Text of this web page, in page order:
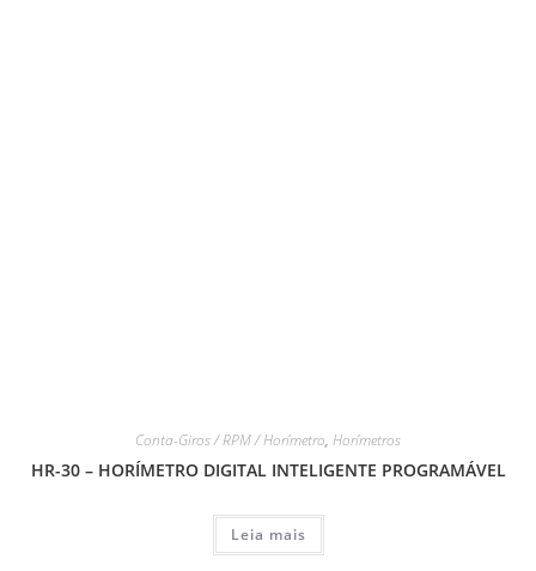
Conta-Giros / RPM / Horímetro, Horímetros
HR-30 – HORÍMETRO DIGITAL INTELIGENTE PROGRAMÁVEL
Leia mais